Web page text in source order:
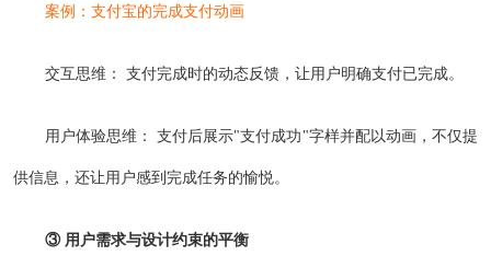
案例：支付宝的完成支付动画
交互思维： 支付完成时的动态反馈，让用户明确支付已完成。
用户体验思维： 支付后展示"支付成功"字样并配以动画，不仅提
供信息，还让用户感到完成任务的愉悦。
③ 用户需求与设计约束的平衡